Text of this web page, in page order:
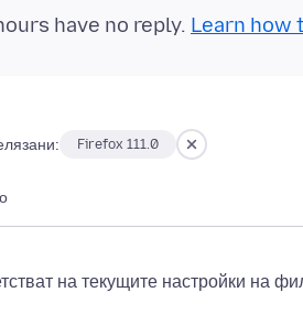
have no reply. Learn how
Firefox 111.0
на текущите настройки на